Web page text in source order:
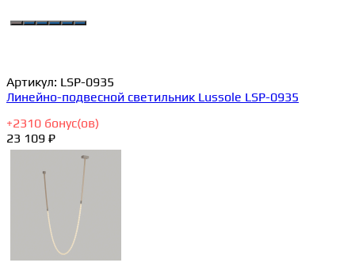
Артикул: LSP-0935
Линейно-подвесной светильник Lussole LSP-0935
+2310 бонус(ов)
23 109 ₽